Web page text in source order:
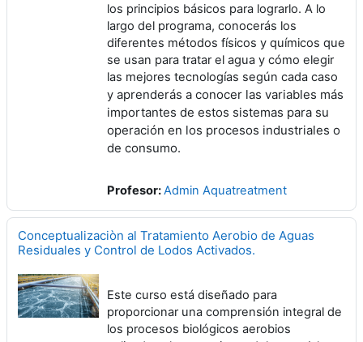
los principios básicos para lograrlo. A lo
largo del programa, conocerás los
diferentes métodos físicos y químicos que
se usan para tratar el agua y cómo elegir
las mejores tecnologías según cada caso
y aprenderás a conocer las variables más
importantes de estos sistemas para su
operación en los procesos industriales o
de consumo.
Profesor:Admin Aquatreatment
Conceptualizaciòn al Tratamiento Aerobio de Aguas
Residuales y Control de Lodos Activados.
Este curso está diseñado para
proporcionar una comprensión integral de
los procesos biológicos aerobios